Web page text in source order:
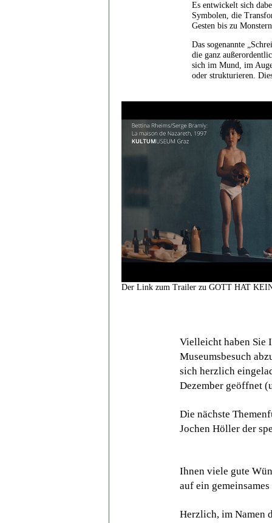
Es entwickelt sich
Symbolen, die
Gesten bis zu
Das sogenannte
die ganz
sich im Mund, im
oder strukturieren.
Der Link zum Trailer zu GOTT HAT
Vielleicht haben Sie
Museumsbesuch
sich herzlich
Dezember geöffnet
Die nächste
Jochen Höller der
Ihnen viele gute
auf ein
Herzlich, im Namen